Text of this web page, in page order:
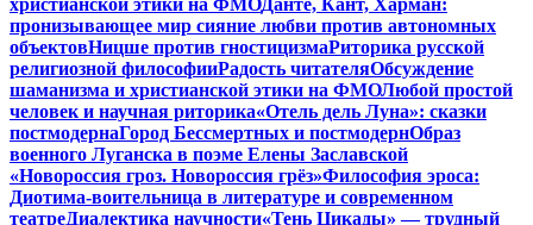
христианской этики на ФМОДанте, Кант, Харман:
пронизывающее мир сияние любви против автономных
объектовНицше против гностицизмаРиторика русской
религиозной философииРадость читателяОбсуждение
шаманизма и христианской этики на ФМОЛюбой простой
человек и научная риторика«Отель дель Луна»: сказки
постмодернаГород Бессмертных и постмодернОбраз
военного Луганска в поэме Елены Заславской
«Новороссия гроз. Новороссия грёз»Философия эроса:
Диотима-воительница в литературе и современном
театреДиалектика научности«Тень Цикады» — трудный